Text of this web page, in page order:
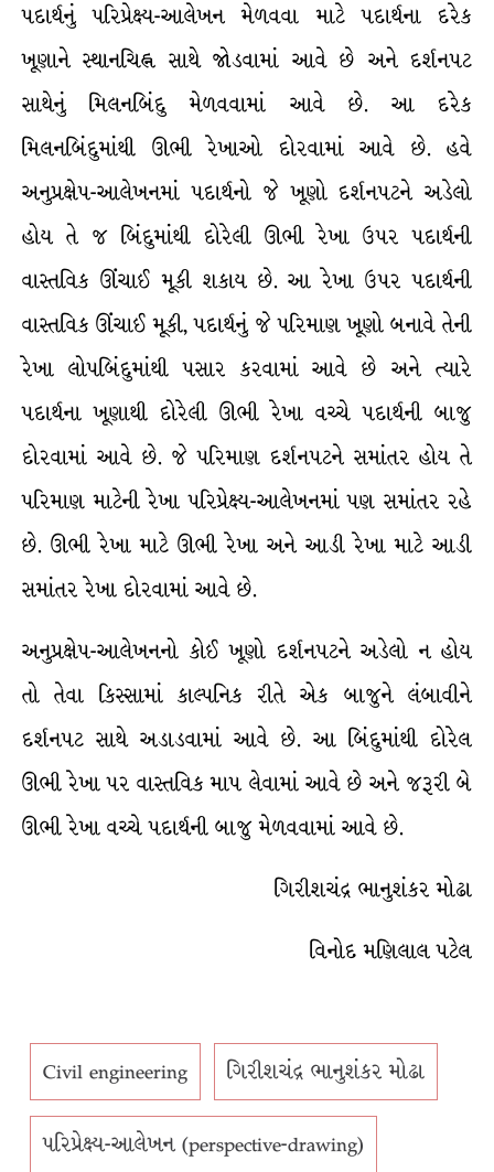
પદાર્થનું પરિપ્રેક્ષ્ય-આલેખન મેળવવા માટે પદાર્થના દરેક
ખૂણાને સ્થાનચિહ્ન સાથે જોડવામાં આવે છે અને દર્શનપટ
સાથેનું મિલનબિંદુ મેળવવામાં આવે છે. આ દરેક
મિલનબિંદુમાંથી ઊભી રેખાઓ દોરવામાં આવે છે. હવે
અનુપ્રક્ષેપ-આલેખનમાં પદાર્થનો જે ખૂણો દર્શનપટને અડેલો
હોય તે જ બિંદુમાંથી દોરેલી ઊભી રેખા ઉપર પદાર્થની
વાસ્તવિક ઊંચાઈ મૂકી શકાય છે. આ રેખા ઉપર પદાર્થની
વાસ્તવિક ઊંચાઈ મૂકી, પદાર્થનું જે પરિમાણ ખૂણો બનાવે તેની
રેખા લોપબિંદુમાંથી પસાર કરવામાં આવે છે અને ત્યારે
પદાર્થના ખૂણાથી દોરેલી ઊભી રેખા વચ્ચે પદાર્થની બાજુ
દોરવામાં આવે છે. જે પરિમાણ દર્શનપટને સમાંતર હોય તે
પરિમાણ માટેની રેખા પરિપ્રેક્ષ્ય-આલેખનમાં પણ સમાંતર રહે
છે. ઊભી રેખા માટે ઊભી રેખા અને આડી રેખા માટે આડી
સમાંતર રેખા દોરવામાં આવે છે.
અનુપ્રક્ષેપ-આલેખનનો કોઈ ખૂણો દર્શનપટને અડેલો ન હોય
તો તેવા કિસ્સામાં કાલ્પનિક રીતે એક બાજુને લંબાવીને
દર્શનપટ સાથે અડાડવામાં આવે છે. આ બિંદુમાંથી દોરેલ
ઊભી રેખા પર વાસ્તવિક માપ લેવામાં આવે છે અને જરૂરી બે
ઊભી રેખા વચ્ચે પદાર્થની બાજુ મેળવવામાં આવે છે.
ગિરીશચંદ્ર ભાનુશંકર મોઢા
વિનોદ મણિલાલ પટેલ
Civil engineering ગિરીશચંદ્ર ભાનુશંકર મોઢા
પરિપ્રેક્ષ્ય-આલેખન (perspective-drawing)